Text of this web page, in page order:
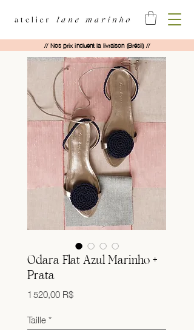
// Nos prix incluent la livraison (Brésil) //
Odara Flat Azul Marinho +
Prata
1 520,00 R$Prix
Taille*